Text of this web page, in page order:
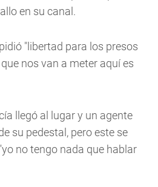
en su canal.
pidió "libertad para los presos
nos van a meter aquí es
llegó al lugar y un agente
su pedestal, pero este se
no tengo nada que hablar